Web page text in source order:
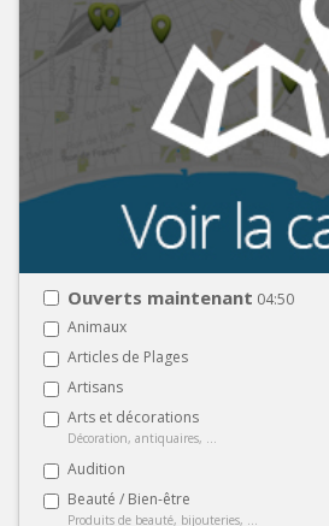
Ouverts maintenant 04:50
Animaux
Articles de Plages
Artisans
Arts et décorations
Décoration, antiquaires, ...
Audition
Beauté / Bien-être
Produits de beauté, bijouteries, ...